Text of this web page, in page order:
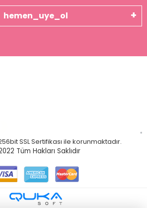
hemen_uye_ol
SSL Sertifikası ile korunmaktadır.
Tüm Hakları Saklıdır